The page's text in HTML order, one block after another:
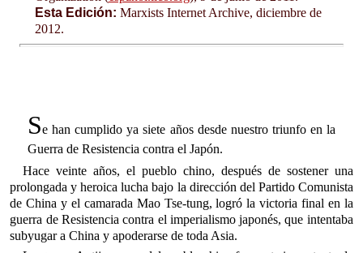
Esta Edición: Marxists Internet Archive, diciembre de
2012.
Se han cumplido ya siete años desde nuestro triunfo en la
Guerra de Resistencia contra el Japón.
Hace veinte años, el pueblo chino, después de sostener una
prolongada y heroica lucha bajo la dirección del Partido Comunista
de China y el camarada Mao Tse-tung, logró la victoria final en la
guerra de Resistencia contra el imperialismo japonés, que intentaba
subyugar a China y apoderarse de toda Asia.